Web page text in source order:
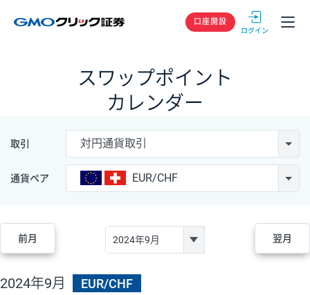
GMOクリック
口座開設
スワップポイント
カレンダー
取引 対円通貨取引
通貨ペア EUR/CHF
前月 翌月
2024年9月 EUR/CHF